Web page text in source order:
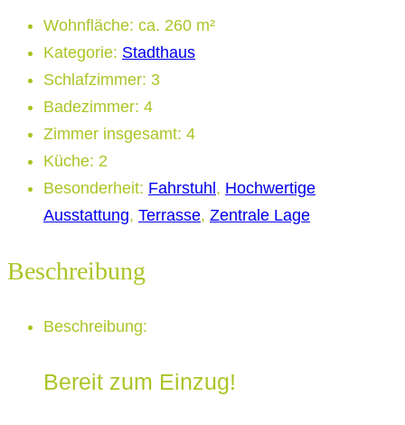
Wohnfläche: ca. 260 m²
Kategorie: Stadthaus
Schlafzimmer: 3
Badezimmer: 4
Zimmer insgesamt: 4
Küche: 2
Besonderheit: Fahrstuhl , Hochwertige
Ausstattung, Terrasse, Zentrale Lage
Beschreibung
Beschreibung:
Bereit zum Einzug!